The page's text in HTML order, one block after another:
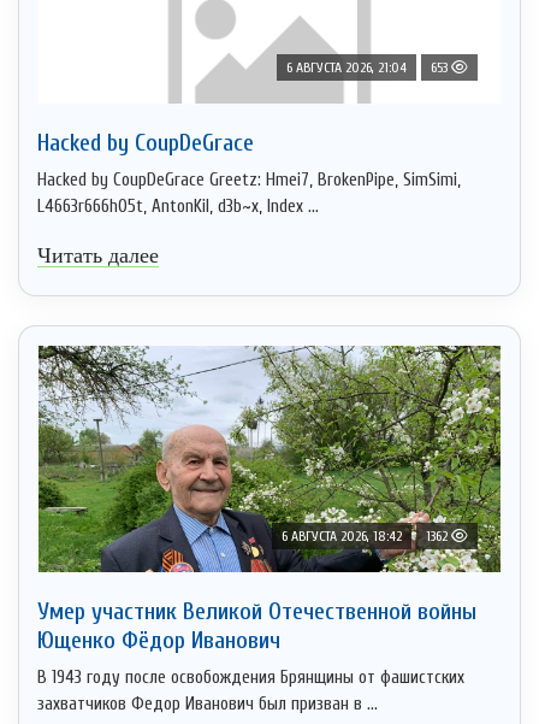
6 АВГУСТА 2026, 21:04 653
Hacked by CoupDeGrace
Hacked by CoupDeGrace Greetz: Hmei7, BrokenPipe, SimSimi,
L4663r666h05t, AntonKil, d3b~x, Index ...
Читать далее
6 АВГУСТА 2026, 18:42 1362
Умер участник Великой Отечественной войны
Ющенко Фёдор Иванович
В 1943 году после освобождения Брянщины от фашистских
захватчиков Федор Иванович был призван в ...